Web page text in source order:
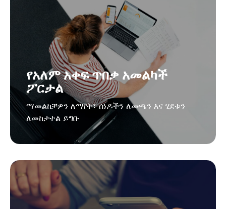
የአለም አቀፍ ጥበቃ አመልካች
ፖርታል
ማመልከቻዎን ለማየት፣ ሰነዶችን ለመጫን እና ሂደቱን
ለመከታተል ይግቡ